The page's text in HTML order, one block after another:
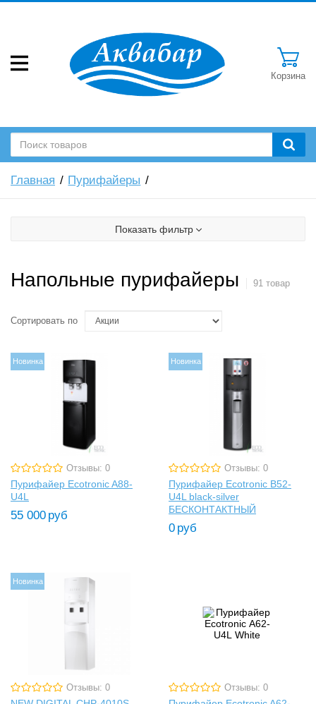
Корзина
Главная Пурифайеры
Показать фильтр
Напольные пурифайеры 91 товар
Сортировать по
Новинка
Отзывы: 0
Пурифайер Ecotronic A88-
U4L
55 000 руб
Новинка
Отзывы: 0
Пурифайер Ecotronic B52-
U4L black-silver
БЕСКОНТАКТНЫЙ
0 руб
Новинка
Отзывы: 0 Отзывы: 0